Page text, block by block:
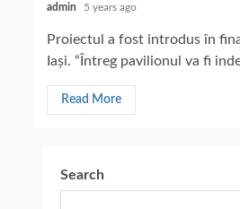
admin 5 years ago
Proiectul a fost introdus în
Iași. “Întreg pavilionul va fi
Read More
Search